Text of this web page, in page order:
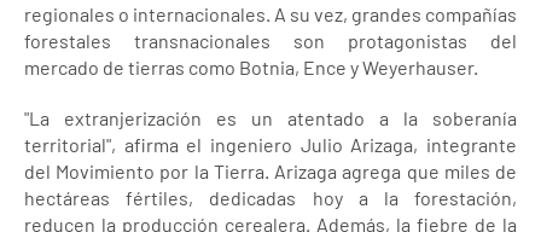
regionales o internacionales. A su vez, grandes compañías
forestales transnacionales son protagonistas del
mercado de tierras como Botnia, Ence y Weyerhauser.
"La extranjerización es un atentado a la soberanía
territorial", afirma el ingeniero Julio Arizaga, integrante
del Movimiento por la Tierra. Arizaga agrega que miles de
hectáreas fértiles, dedicadas hoy a la forestación,
reducen la producción cerealera. Además, la fiebre de la